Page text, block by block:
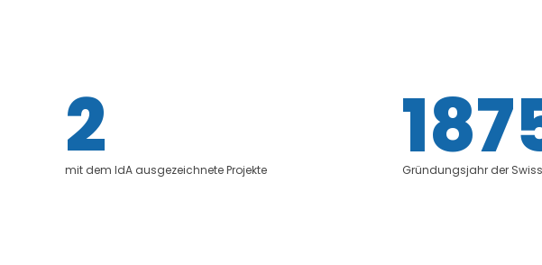
2
mit dem IdA ausgezeichnete Projekte Gründungsjahr der